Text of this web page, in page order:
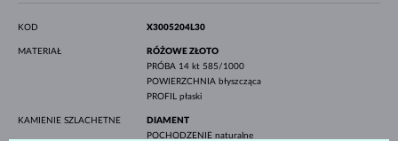
KOD X3005204L30
MATERIAŁ
RÓŻOWE ZŁOTO
PRÓBA 14 kt 585/1000
POWIERZCHNIA błyszcząca
PROFIL płaski
KAMIENIE SZLACHETNE
DIAMENT
POCHODZENIE naturalne